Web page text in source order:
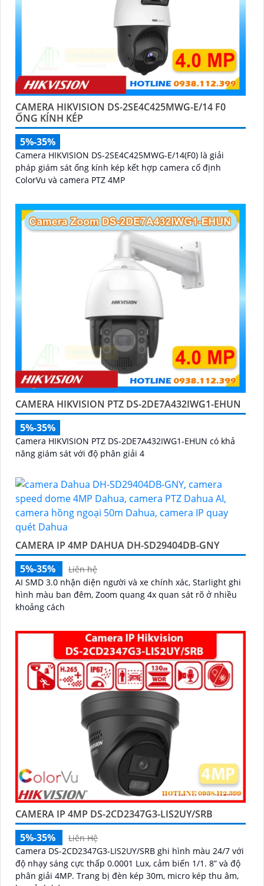
CAMERA HIKVISION DS-2SE4C425MWG-E/14 F0
ỐNG KÍNH KÉP
5%-35%
Camera HIKVISION DS-2SE4C425MWG-E/14(F0) là giải
pháp giám sát ống kính kép kết hợp camera cố định
ColorVu và camera PTZ 4MP
CAMERA HIKVISION PTZ DS-2DE7A432IWG1-EHUN
5%-35%
Camera HIKVISION PTZ DS-2DE7A432IWG1-EHUN có khả
năng giám sát với độ phân giải 4
CAMERA IP 4MP DAHUA DH-SD29404DB-GNY
5%-35%
Liên hệ
AI SMD 3.0 nhận diện người và xe chính xác, Starlight ghi
hình màu ban đêm, Zoom quang 4x quan sát rõ ở nhiều
khoảng cách
CAMERA IP 4MP DS-2CD2347G3-LIS2UY/SRB
5%-35%
Liên Hệ
Camera DS-2CD2347G3-LIS2UY/SRB ghi hình màu 24/7 với
độ nhạy sáng cực thấp 0.0001 Lux, cảm biến 1/1. 8” và độ
phân giải 4MP. Trang bị đèn kép 30m, micro kép thu âm,